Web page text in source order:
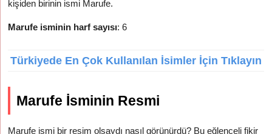
kişiden birinin ismi Marufe.
Marufe isminin harf sayısı: 6
Türkiyede En Çok Kullanılan İsimler İçin Tıklayın
Marufe İsminin Resmi
Marufe ismi bir resim olsaydı nasıl görünürdü? Bu eğlenceli fikir